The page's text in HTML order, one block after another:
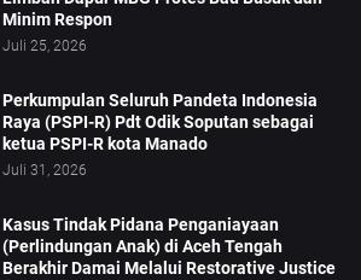
Minim Respon
Juli 25, 2026
Perkumpulan Seluruh Pandeta Indonesia
Raya (PSPI-R) Pdt Odik Soputan sebagai
ketua PSPI-R kota Manado
Juli 31, 2026
Kasus Tindak Pidana Penganiayaan
(Perlindungan Anak) di Aceh Tengah
Berakhir Damai Melalui Restorative Justice